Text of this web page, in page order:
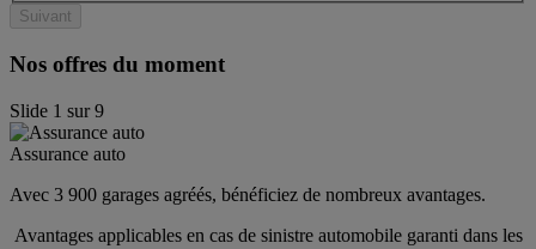
Suivant
Nos offres du moment
Slide 1 sur9
Assurance auto
Avec 3 900 garages agréés, bénéficiez de nombreux avantages.
Avantages applicables en cas de sinistre automobile garanti dans les